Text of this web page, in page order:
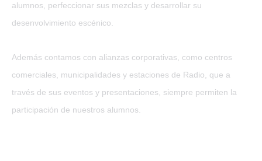
alumnos, perfeccionar sus mezclas y desarrollar su
desenvolvimiento escénico.
Además contamos con alianzas corporativas, como centros
comerciales, municipalidades y estaciones de Radio, que a
través de sus eventos y presentaciones, siempre permiten la
participación de nuestros alumnos.